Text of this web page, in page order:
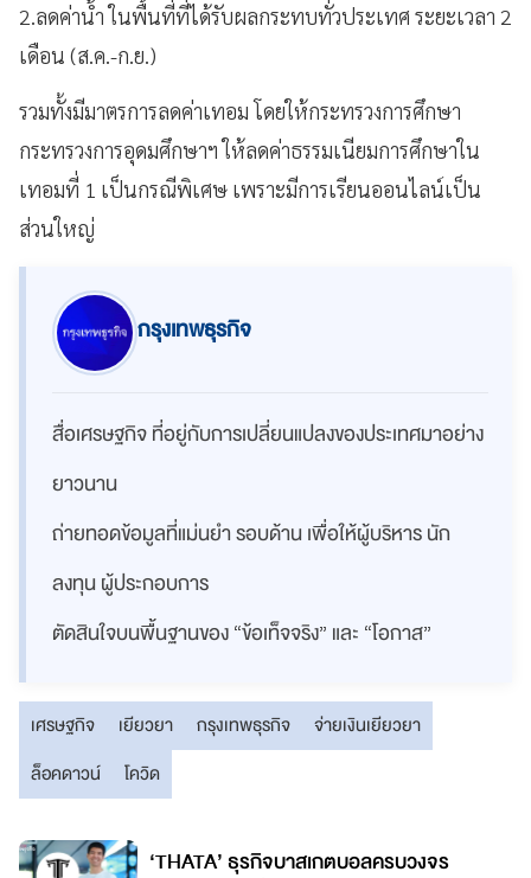
2.ลดค่าน้ำ ในพื้นที่ที่ได้รับผลกระทบทั่วประเทศ ระยะเวลา 2
เดือน (ส.ค.-ก.ย.)
รวมทั้งมีมาตรการลดค่าเทอม โดยให้กระทรวงการศึกษา
กระทรวงการอุดมศึกษาฯ ให้ลดค่าธรรมเนียมการศึกษาใน
เทอมที่ 1 เป็นกรณีพิเศษ เพราะมีการเรียนออนไลน์เป็น
ส่วนใหญ่
กรุงเทพธุรกิจ
สื่อเศรษฐกิจ ที่อยู่กับการเปลี่ยนแปลงของประเทศมาอย่าง
ยาวนาน
ถ่ายทอดข้อมูลที่แม่นยำ รอบด้าน เพื่อให้ผู้บริหาร นัก
ลงทุน ผู้ประกอบการ
ตัดสินใจบนพื้นฐานของ “ข้อเท็จจริง” และ “โอกาส”
เศรษฐกิจ เยียวยา กรุงเทพธุรกิจ
จ่ายเงินเยียวยา
ล็อคดาวน์
โควิด
‘THATA’ ธุรกิจบาสเกตบอลครบวงจร